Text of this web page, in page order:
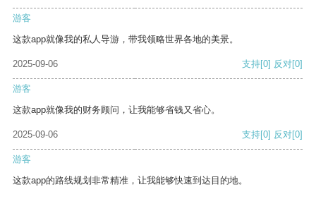
游客
这款app就像我的私人导游，带我领略世界各地的美景。
2025-09-06 支持[0] 反对[0]
游客
这款app就像我的财务顾问，让我能够省钱又省心。
2025-09-06 支持[0] 反对[0]
游客
这款app的路线规划非常精准，让我能够快速到达目的地。